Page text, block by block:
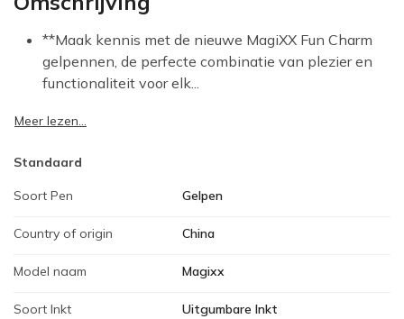
**Maak kennis met de nieuwe MagiXX Fun Charm
gelpennen, de perfecte combinatie van plezier en
functionaliteit voor elk...
Meer lezen...
Standaard
Soort Pen Gelpen
Country of origin China
Model naam Magixx
Soort Inkt Uitgumbare Inkt